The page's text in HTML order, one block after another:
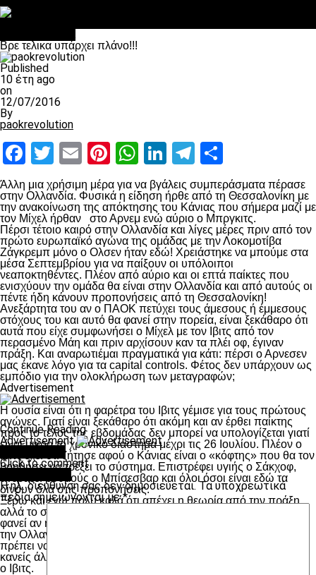
Βρε τελικα υπάρχει πλάνο!!!
Published
10 έτη ago
on
12/07/2016
By
paokrevolution
Facebook
Twitter
EmailPinterest
WhatsApp
LinkedIn
Telegram
Άλλη μια χρήσιμη μέρα για να βγάλεις συμπεράσματα πέρασε
στην Ολλανδία. Φυσικά η είδηση ήρθε από τη Θεσσαλονίκη με
την ανακοίνωση της απόκτησης του Κάνιας που σήμερα μαζί με
τον Μίχελ ήρθαν στο Αρνεμ ενώ αύριο ο Μπργκιτς.
Πέρσι τέτοιο καιρό στην Ολλανδία και λίγες μέρες πριν από τον
πρώτο ευρωπαϊκό αγώνα της ομάδας με την Λοκομοτίβα
Ζάγκρεμπ μόνο ο Ολσεν ήταν εδώ! Χρειάστηκε να μπούμε στα
μέσα Σεπτεμβρίου για να παίξουν οι υπόλοιποι
νεαποκτηθέντες. Πλέον από αύριο και οι επτά παίκτες που
ενισχύουν την ομάδα θα είναι στην Ολλανδία και από αυτούς οι
πέντε ήδη κάνουν προπονήσεις από τη Θεσσαλονίκη!
Ανεξάρτητα του αν ο ΠΑΟΚ πετύχει τους άμεσους ή έμμεσους
στόχους του και αυτό θα φανεί στην πορεία, είναι ξεκάθαρο ότι
αυτά που είχε συμφωνήσει ο Μίχελ με τον Ιβιτς από τον
περασμένο Μάη και πριν αρχίσουν καν τα πλέι οφ, έγιναν
πράξη. Και αναρωτιέμαι πραγματικά για κάτι: πέρσι ο Αρνεσεν
μας έκανε λόγο για τα capital controls. Φέτος δεν υπάρχουν ως
εμπόδιο για την ολοκλήρωση των μεταγραφών;
Advertisement
Η ουσία είναι ότι η φαρέτρα του Ιβιτς γέμισε για τους πρώτους
αγώνες. Γιατί είναι ξεκάθαρο ότι ακόμη και αν έρθει παίκτης
προς το τέλος της εβδομάδας δεν μπορεί να υπολογίζεται γιατί
είναι μικρό το χρονικό διάστημα μέχρι τις 26 Ιουλίου. Πλέον ο
Ιβιτς έχει ότι ζήτησε αφού ο Κάνιας είναι ο «κόφτης» που θα τον
βοηθήσει να τρέξει το σύστημα. Επιστρέφει υγιής ο Σάκχοφ,
ανεβάζει ρυθμούς ο Μπίσεσβαρ και όλοι όσοι είναι εδώ τα
δίνουν όλα στις προπονήσεις.
Ξέρω και εγώ πολύ καλά ότι απέχει η θεωρία από την πράξη
αλλά το σίγουρο είναι ότι το πλάνο υπάρχει. Στην πορεία θα
φανεί αν ήταν το πετυχημένο. Κλείνω το σημερινό σχόλιο από
την Ολλανδία με τον Δημητριάδη. Ατυχος ο νεαρός αλλά δεν
πρέπει να το βάλει κάτω. Άλλωστε και ο ίδιος γνωρίζει όσο
κανείς άλλο πόσο μεγάλη εκτίμηση έχει προς το πρόσωπο του
ο Ιβιτς.
Continue Reading
Advertisement
Click to comment
Η ηλ. διεύθυνση σας δεν δημοσιεύεται. Τα υποχρεωτικά
πεδία σημειώνονται με*